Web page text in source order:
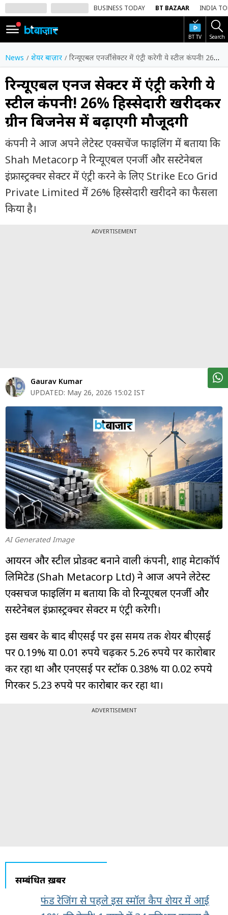
BUSINESS TODAY BT BAZAAR INDIA
BT TV Search
SIGN
IN
Dark
Mode
होम
शेयर
बाज़ार
वीडियो
ट्रेंडिंग
बिजनेस
न्यूज
शेयर
बाज़ार
ट्रेंडिंग
बिजनेस
न्यूज
वीडियो
म्यूचुअल
फंड
News शेयर बाज़ार रिन्यूएबल एनर्जी सेक्टर में एंट्री करेगी ये स्टील कंपनी! 26% हिस्सेदारी खरीदकर ग्रीन बिजनेस में बढ़ाएगी मौजूदगी
रिन्यूएबल एनर्जी सेक्टर में एंट्री करेगी ये
स्टील कंपनी! 26% हिस्सेदारी खरीदकर
ग्रीन बिजनेस में बढ़ाएगी मौजूदगी
कंपनी ने आज अपने लेटेस्ट एक्सचेंज फाइलिंग में बताया कि
Shah Metacorp ने रिन्यूएबल एनर्जी और सस्टेनेबल
इंफ्रास्ट्रक्चर सेक्टर में एंट्री करने के लिए Strike Eco Grid
Private Limited में 26% हिस्सेदारी खरीदने का फैसला
किया है।
ADVERTISEMENT
Gaurav Kumar
UPDATED: May 26, 2026 15:02 IST
AI Generated Image
आयरन और स्टील प्रोडक्ट बनाने वाली कंपनी, शाह मेटाकॉर्प
लिमिटेड (Shah Metacorp Ltd) ने आज अपने लेटेस्ट
एक्सचेंज फाइलिंग में बताया कि वो रिन्यूएबल एनर्जी और
सस्टेनेबल इंफ्रास्ट्रक्चर सेक्टर में एंट्री करेगी।
इस खबर के बाद बीएसई पर इस समय तक शेयर बीएसई
पर 0.19% या 0.01 रुपये चढ़कर 5.26 रुपये पर कारोबार
कर रहा था और एनएसई पर स्टॉक 0.38% या 0.02 रुपये
गिरकर 5.23 रुपये पर कारोबार कर रहा था।
ADVERTISEMENT
सम्बंधित ख़बरें
फंड रेजिंग से पहले इस स्मॉल कैप शेयर में आई